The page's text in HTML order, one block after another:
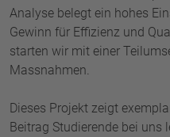
Analyse belegt ein hohes
Gewinn für Effizienz und
starten wir mit einer
Massnahmen.
Dieses Projekt zeigt
Beitrag Studierende bei uns